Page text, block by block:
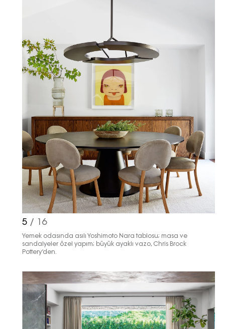
5 / 16
Yemek odasında asılı Yoshimoto Nara tablosu; masa ve
sandalyeler özel yapım; büyük ayaklı vazo, Chris Brock
Pottery’den.